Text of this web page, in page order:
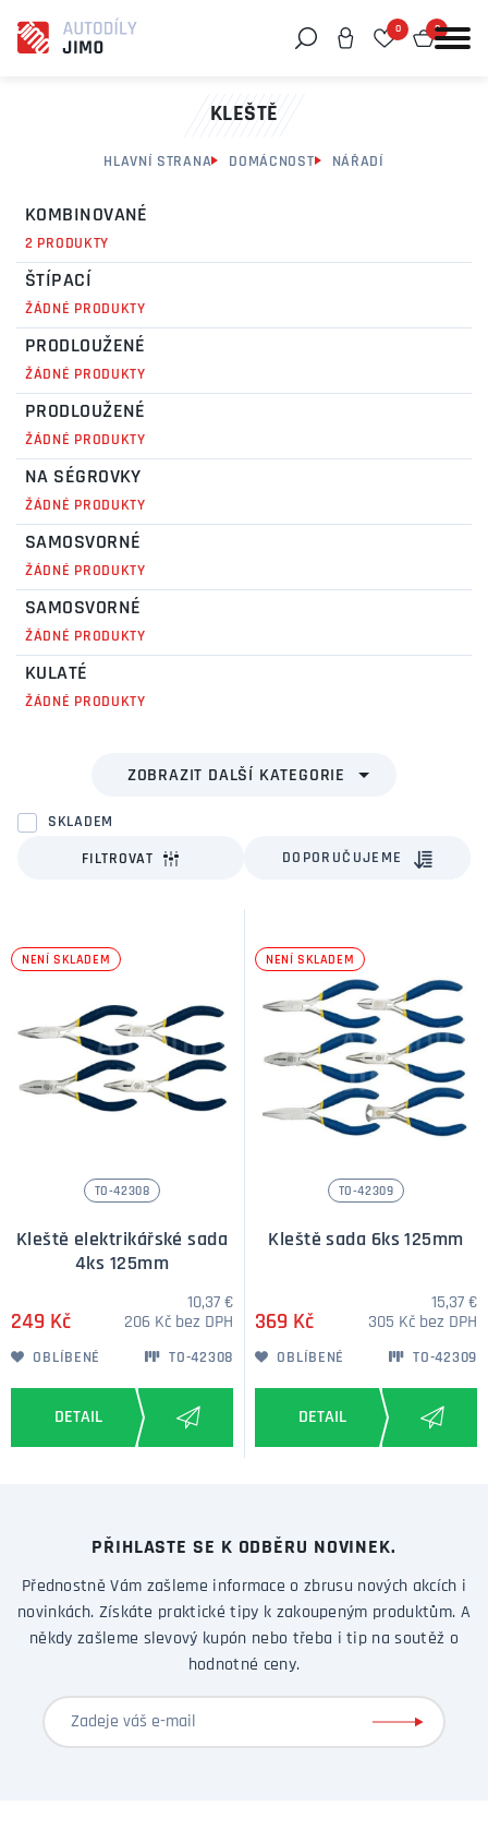
0 0
KLEŠTĚ
HLAVNÍ STRANA DOMÁCNOST NÁŘADÍ
KOMBINOVANÉ
2 PRODUKTY
ŠTÍPACÍ
ŽÁDNÉ PRODUKTY
PRODLOUŽENÉ
ŽÁDNÉ PRODUKTY
PRODLOUŽENÉ
ŽÁDNÉ PRODUKTY
NA SÉGROVKY
ŽÁDNÉ PRODUKTY
SAMOSVORNÉ
ŽÁDNÉ PRODUKTY
SAMOSVORNÉ
ŽÁDNÉ PRODUKTY
KULATÉ
ŽÁDNÉ PRODUKTY
SKLADEM
FILTROVAT DOPORUČUJEME
NENÍ SKLADEM
TO-42308
Kleště elektrikářské sada
4ks 125mm
249 Kč
10,37 €
206 Kč bez DPH
OBLÍBENÉ TO-42308
NENÍ SKLADEM
TO-42309
Kleště sada 6ks 125mm
369 Kč
15,37 €
305 Kč bez DPH
OBLÍBENÉ TO-42309
PŘIHLASTE SE K ODBĚRU NOVINEK.
Přednostně Vám zašleme informace o zbrusu nových akcích i
novinkách. Získáte praktické tipy k zakoupeným produktům. A
někdy zašleme slevový kupón nebo třeba i tip na soutěž o
hodnotné ceny.
Můžeme vám pomoci něco najít?